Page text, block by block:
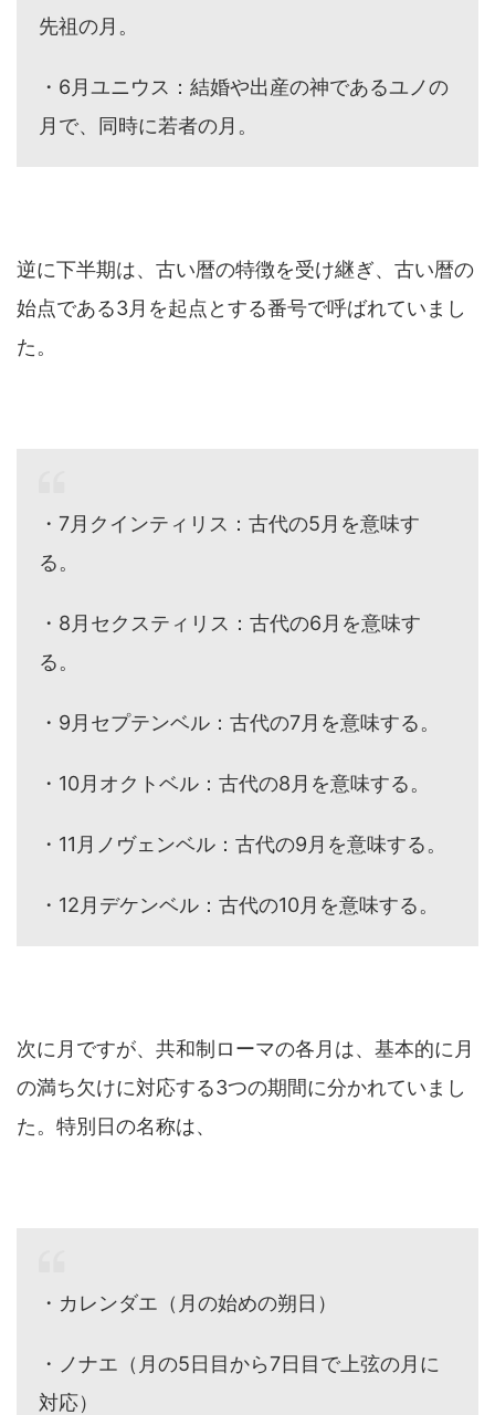
先祖の月。
・6月ユニウス：結婚や出産の神であるユノの
月で、同時に若者の月。
逆に下半期は、古い暦の特徴を受け継ぎ、古い暦の
始点である3月を起点とする番号で呼ばれていまし
た。
・7月クインティリス：古代の5月を意味す
る。
・8月セクスティリス：古代の6月を意味す
る。
・9月セプテンベル：古代の7月を意味する。
・10月オクトベル：古代の8月を意味する。
・11月ノヴェンベル：古代の9月を意味する。
・12月デケンベル：古代の10月を意味する。
次に月ですが、共和制ローマの各月は、基本的に月
の満ち欠けに対応する3つの期間に分かれていまし
た。特別日の名称は、
・カレンダエ（月の始めの朔日）
・ノナエ（月の5日目から7日目で上弦の月に
対応）